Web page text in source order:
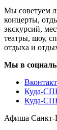
Мы советуем
концерты,
экскурсий,
театры, шоу,
отдыха и
Мы в
Куда-
Куда-
Афиша Санкт-